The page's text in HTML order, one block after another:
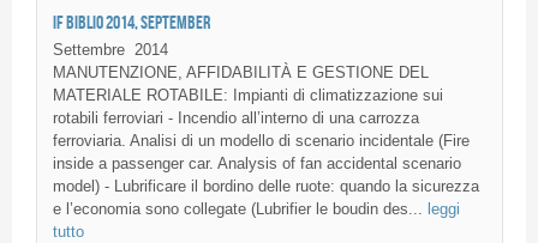
IF BIBLIO 2014, SEPTEMBER
Settembre 2014
MANUTENZIONE, AFFIDABILITÀ E GESTIONE DEL
MATERIALE ROTABILE: Impianti di climatizzazione sui
rotabili ferroviari - Incendio all’interno di una carrozza
ferroviaria. Analisi di un modello di scenario incidentale (Fire
inside a passenger car. Analysis of fan accidental scenario
model) - Lubrificare il bordino delle ruote: quando la sicurezza
e l’economia sono collegate (Lubrifier le boudin des... leggi
tutto